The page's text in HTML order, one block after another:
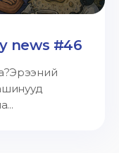
news #46